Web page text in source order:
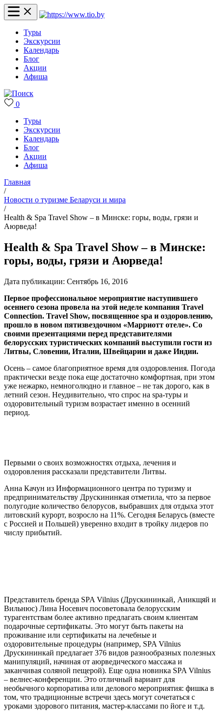
Туры
Экскурсии
Календарь
Блог
Акции
Афиша
0
Туры
Экскурсии
Календарь
Блог
Акции
Афиша
Главная
/
Новости о туризме Беларуси и мира
/
Health & Spa Travel Show – в Минске: горы, воды, грязи и
Аюрведа!
Health & Spa Travel Show – в Минске:
горы, воды, грязи и Аюрведа!
Дата публикации: Сентябрь 16, 2016
Первое профессиональное мероприятие наступившего
осеннего сезона провела на этой неделе компания Travel
Connection. Travel Show, посвященное spa и оздоровлению,
прошло в новом пятизвездочном «Марриотт отеле». Со
своими презентациями перед представителями
белорусских туристических компаний выступили гости из
Литвы, Словении, Италии, Швейцарии и даже Индии.
Осень – самое благоприятное время для оздоровления. Погода
практически везде пока еще достаточно комфортная, при этом
уже нежарко, немноголюдно и главное – не так дорого, как в
летний сезон. Неудивительно, что спрос на spа-туры и
оздоровительный туризм возрастает именно в осенний
период.
Первыми о своих возможностях отдыха, лечения и
оздоровления рассказали представители Литвы.
Анна Качун из Информационного центра по туризму и
предпринимательству Друскининкая отметила, что за первое
полугодие количество белорусов, выбравших для отдыха этот
литовский курорт, возросло на 11%. Сегодня Беларусь (вместе
с Россией и Польшей) уверенно входит в тройку лидеров по
числу прибытий.
Представитель бренда SPA Vilnius (Друскининкай, Аникщяй и
Вильнюс) Лина Носевич посоветовала белорусским
турагентствам более активно предлагать своим клиентам
подарочные сертификаты. Это могут быть пакеты на
проживание или сертификаты на лечебные и
оздоровительные процедуры (например, SPA Vilnius
Друскининкай предлагает 376 видов разнообразных полезных
манипуляций, начиная от аюрведического массажа и
заканчивая соляной пещерой). Еще одна новинка SPA Vilnius
– велнес-конференции. Это отличный вариант для
необычного корпоратива или делового мероприятия: фишка в
том, что традиционные встречи здесь могут сочетаться с
уроками здорового питания, мастер-классами по йоге и т.д.